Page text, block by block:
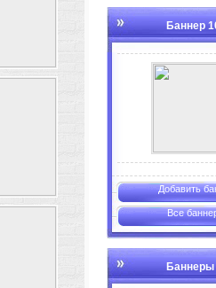
Баннер
Добавить
Все
Баннеры